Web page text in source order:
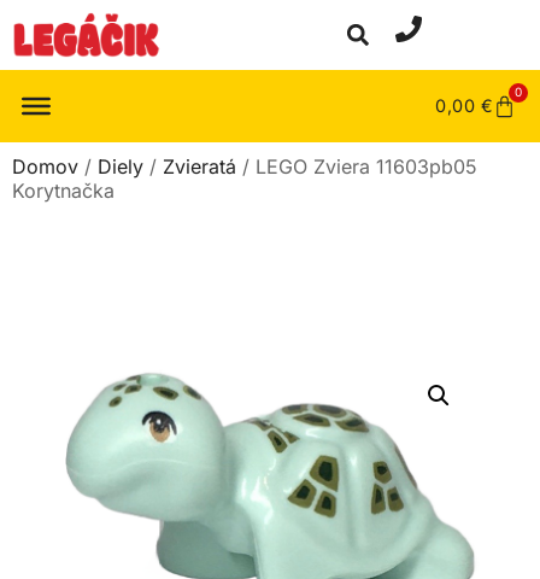
0,00 €
0
Domov / Diely / Zvieratá / LEGO Zviera 11603pb05
Korytnačka